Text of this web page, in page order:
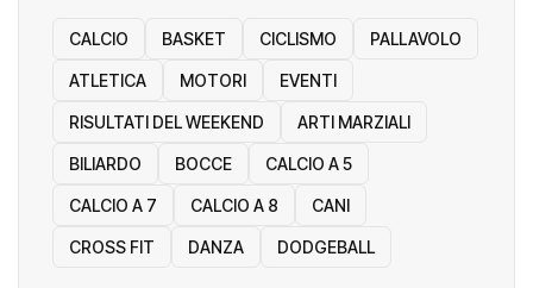
CALCIO BASKET CICLISMO PALLAVOLO
ATLETICA MOTORI EVENTI
RISULTATI DEL WEEKEND ARTI MARZIALI
BILIARDO BOCCE CALCIO A 5
CALCIO A 7 CALCIO A 8 CANI
CROSS FIT DANZA DODGEBALL